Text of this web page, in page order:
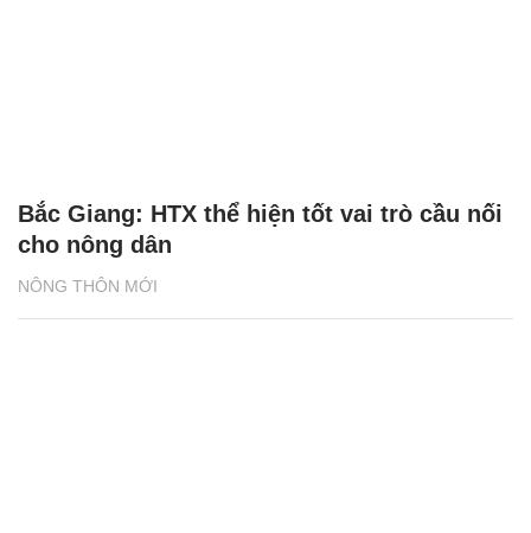
NÔNG THÔN MỚI
Bắc Giang: HTX thể hiện tốt vai trò cầu nối
cho nông dân